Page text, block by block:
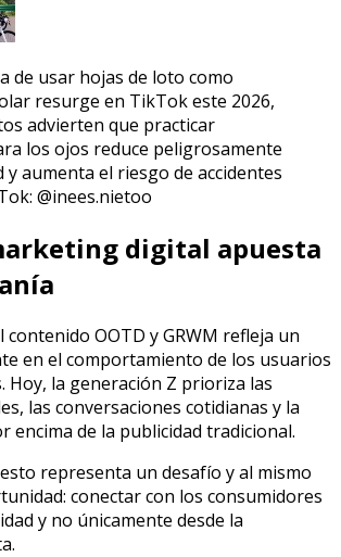
de usar hojas de loto como
resurge en TikTok este 2026,
advierten que practicar
los ojos reduce peligrosamente
y aumenta el riesgo de accidentes
@inees.nietoo
digital apuesta
contenido OOTD y GRWM refleja un
en el comportamiento de los usuarios
Hoy, la generación Z prioriza las
las conversaciones cotidianas y la
encima de la publicidad tradicional.
representa un desafío y al mismo
conectar con los consumidores
y no únicamente desde la